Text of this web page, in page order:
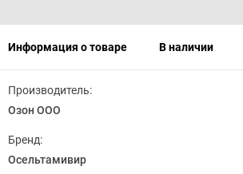
Информация о товаре В наличии
Производитель:
Озон ООО
Бренд:
Осельтамивир